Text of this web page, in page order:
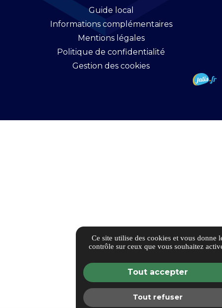
Guide local
Informations complémentaires
Mentions légales
Politique de confidentialité
Gestion des cookies
Ce site utilise des cookies et vous donne
contrôle sur ceux que vous souhaitez
Tout accepter
Tout refuser